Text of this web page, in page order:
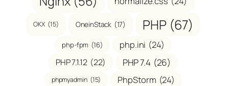
OKX (15) OneinStack (17) PHP (67)
php-fpm (16) php.ini (24)
PHP 7.1.12 (22) PHP 7.4 (26)
phpmyadmin (15) PhpStorm (24)